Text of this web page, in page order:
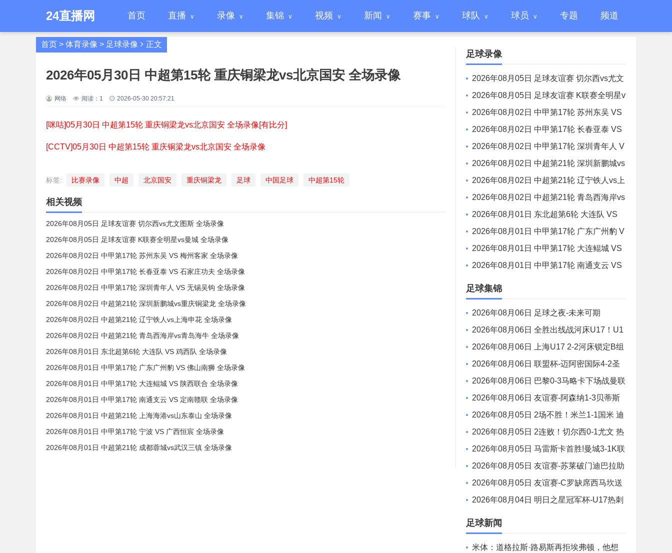
24直播网 首页 直播 录像 集锦 视频 新闻 赛事 球队 球员 专题 频道
首页 > 体育录像 > 足球录像 正文
2026年05月30日 中超第15轮 重庆铜梁龙vs北京国安 全场录像
网络 阅读： 1 2026-05-30 20:57:21
[咪咕]05月30日 中超第15轮 重庆铜梁龙vs北京国安 全场录像[有比分]
[CCTV]05月30日 中超第15轮 重庆铜梁龙vs北京国安 全场录像
标签: 比赛录像 中超 北京国安 重庆铜梁龙 足球 中国足球 中超第15轮
相关视频
2026年08月05日 足球友谊赛 切尔西vs尤文图斯 全场录像
2026年08月05日 足球友谊赛 K联赛全明星vs曼城 全场录像
2026年08月02日 中甲第17轮 苏州东吴 VS 梅州客家 全场录像
2026年08月02日 中甲第17轮 长春亚泰 VS 石家庄功夫 全场录像
2026年08月02日 中甲第17轮 深圳青年人 VS 无锡吴钩 全场录像
2026年08月02日 中超第21轮 深圳新鹏城vs重庆铜梁龙 全场录像
2026年08月02日 中超第21轮 辽宁铁人vs上海申花 全场录像
2026年08月02日 中超第21轮 青岛西海岸vs青岛海牛 全场录像
2026年08月01日 东北超第6轮 大连队 VS 鸡西队 全场录像
2026年08月01日 中甲第17轮 广东广州豹 VS 佛山南狮 全场录像
2026年08月01日 中甲第17轮 大连鲲城 VS 陕西联合 全场录像
2026年08月01日 中甲第17轮 南通支云 VS 定南赣联 全场录像
2026年08月01日 中超第21轮 上海海港vs山东泰山 全场录像
2026年08月01日 中甲第17轮 宁波 VS 广西恒宸 全场录像
2026年08月01日 中超第21轮 成都蓉城vs武汉三镇 全场录像
足球录像
2026年08月05日 足球友谊赛 切尔西vs尤文
图斯 全场录像
2026年08月05日 足球友谊赛 K联赛全明星v
s曼城 全场录像
2026年08月02日 中甲第17轮 苏州东吴 VS
梅州客家 全场录像
2026年08月02日 中甲第17轮 长春亚泰 VS
石家庄功夫 全场录像
2026年08月02日 中甲第17轮 深圳青年人 V
S 无锡吴钩 全场录像
2026年08月02日 中超第21轮 深圳新鹏城vs
重庆铜梁龙 全场录像
2026年08月02日 中超第21轮 辽宁铁人vs上
海申花 全场录像
2026年08月02日 中超第21轮 青岛西海岸vs
青岛海牛 全场录像
2026年08月01日 东北超第6轮 大连队 VS
鸡西队 全场录像
2026年08月01日 中甲第17轮 广东广州豹 V
S 佛山南狮 全场录像
2026年08月01日 中甲第17轮 大连鲲城 VS
陕西联合 全场录像
2026年08月01日 中甲第17轮 南通支云 VS
定南赣联 全场录像
足球集锦
2026年08月06日 足球之夜-未来可期
2026年08月06日 全胜出线战河床U17！U1
7国足2-1十人药厂U17 赵松源登场1分钟传射
2026年08月06日 上海U17 2-2河床锁定B组
第1 吕孟洋点射阿布力米破门 将战A组第2
2026年08月06日 联盟杯-迈阿密国际4-2圣
路易斯 梅西2射1传 阿伦助攻戴帽
2026年08月06日 巴黎0-3马略卡下场战曼联
巴黎全场控球近6成+8射3正未果
2026年08月06日 友谊赛-阿森纳1-3贝蒂斯
因卡皮耶破门难救主 福纳尔斯1射2传
2026年08月05日 2场不胜！米兰1-1国米 迪
马尔科破门 恩昆库造点+点射拉莫斯登场
2026年08月05日 2连败！切尔西0-1尤文 热
格罗瓦世界波制胜穆德里克时隔614天复出
2026年08月05日 马雷斯卡首胜!曼城3-1K联
赛全明星 赖因德斯努里破门塞梅尼奥助攻
2026年08月05日 友谊赛-苏莱破门迪巴拉助
攻 罗马4-1纽波特郡
2026年08月05日 友谊赛-C罗缺席西马坎送
点 胜利0-2不敌阿尔梅里亚
2026年08月04日 明日之星冠军杯-U17热刺
0-1上海U17 李文博制胜球
足球新闻
米体：道格拉斯·路易斯再拒埃弗顿，他想